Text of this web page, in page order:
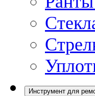
Инструмент для